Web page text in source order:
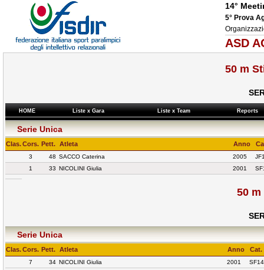
14°
5° Prova
ASD
50 m
HOME Liste x Gara Liste x Team Reports
Serie Unica
Clas.Cors. Pett. Atleta Anno
3 48 SACCO Caterina 2005
1
33 NICOLINI Giulia 2001
50 m
Serie Unica
Clas.Cors. Pett. Atleta Anno Cat.
7 34 NICOLINI Giulia 2001 SF14